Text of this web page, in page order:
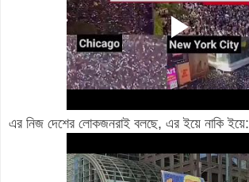
এর নিজ দেশের লোকজনরাই বলছে, এর ইয়ে নাকি ইয়ে: